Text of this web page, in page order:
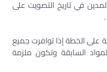
في تاريخ التصويت على
على الخطة إذا توافرت جميع
السابقة وتكون ملزمة